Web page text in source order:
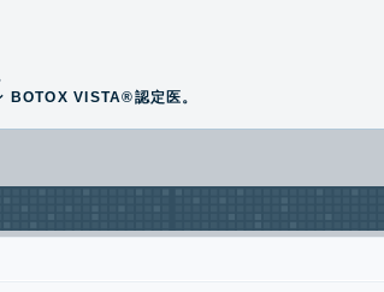
BOTOX VISTA®️認定医。